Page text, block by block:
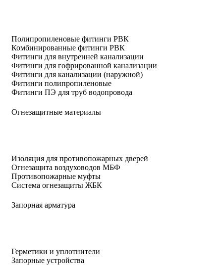
Полипропиленовые фитинги РВК
Комбинированные фитинги РВК
Фитинги для внутренней канализации
Фитинги для гофрированной канализации
Фитинги для канализации (наружной)
Фитинги полипропиленовые
Фитинги ПЭ для труб водопровода
Огнезащитные материалы
Изоляция для противопожарных дверей
Огнезащита воздуховодов МБФ
Противопожарные муфты
Система огнезащиты ЖБК
Запорная арматура
Герметики и уплотнители
Запорные устройства